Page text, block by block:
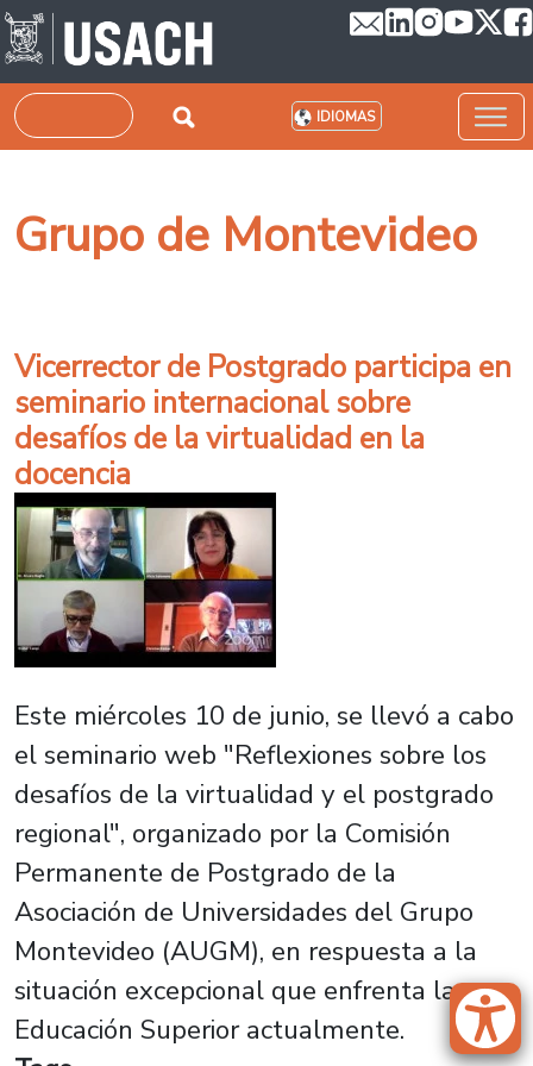
Pasar al contenido principal
Buscar IDIOMAS
Grupo de Montevideo
Vicerrector de Postgrado participa en
seminario internacional sobre
desafíos de la virtualidad en la
docencia
Este miércoles 10 de junio, se llevó a cabo
el seminario web "Reflexiones sobre los
desafíos de la virtualidad y el postgrado
regional", organizado por la Comisión
Permanente de Postgrado de la
Asociación de Universidades del Grupo
Montevideo (AUGM), en respuesta a la
situación excepcional que enfrenta la
Educación Superior actualmente.